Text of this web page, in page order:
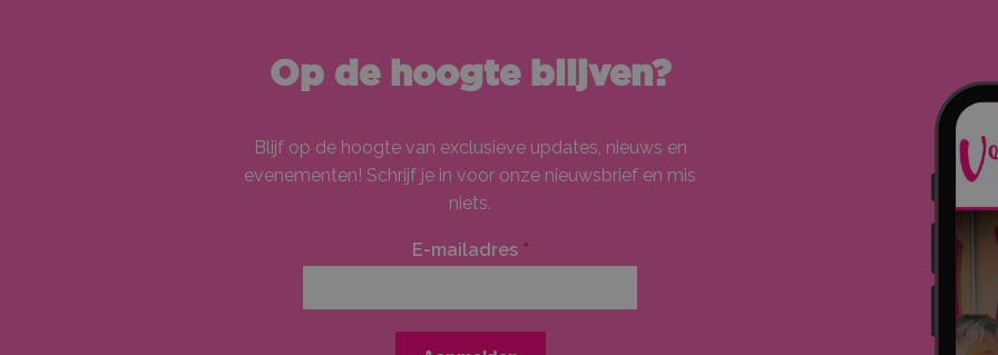
Op de hoogte blijven?
Blijf op de hoogte van exclusieve updates, nieuws en
evenementen! Schrijf je in voor onze nieuwsbrief en mis
niets.
E-mailadres*